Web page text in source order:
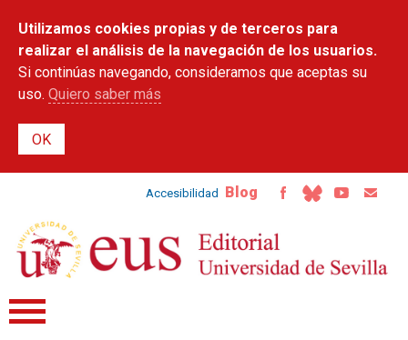
contenido
principal
Utilizamos cookies propias y de terceros para
realizar el análisis de la navegación de los usuarios.
Si continúas navegando, consideramos que aceptas su
uso. Quiero saber más
Accesibilidad Blog